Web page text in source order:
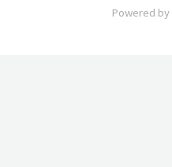
Powered by